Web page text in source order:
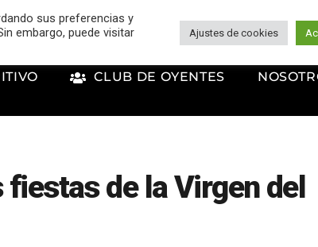
CLUB DE OYENTES
fiestas de la Virgen del
sus preferencias y
embargo, puede visitar
Ajustes de cookies